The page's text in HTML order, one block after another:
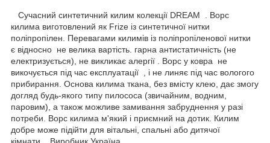
Сучасний синтетичний килим колекції DREAM . Ворс
килима виготовлений як Frize із синтетичної нитки
поліпропілен. Перевагами килимів із поліпропіленової нитки
є відносно не велика вартість. гарна антистатичність (не
електризується), не викликає алергії . Ворс у ковра не
викочується під час експлуатації , і не линяє під час вологого
прибирання. Основа килима ткана, без вмісту клею, дає змогу
догляд будь-якого типу пилососа (звичайним, водним,
паровим), а також можливе замивання забруднення у разі
потреби. Ворс килима м'який і приємний на дотик. Килим
добре може підійти для вітальні, спальні або дитячої
кімнати . Виробник Україна.